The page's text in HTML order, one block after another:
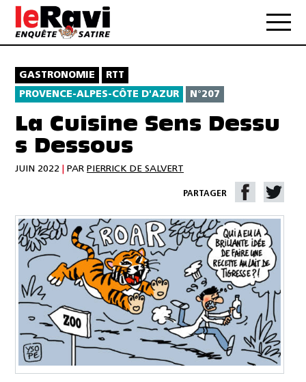
GASTRONOMIE
RTT
PROVENCE-ALPES-CÔTE D'AZUR
N°207
La Cuisine Sens Dessu
s Dessous
JUIN 2022 PAR PIERRICK DE SALVERT
PARTAGER